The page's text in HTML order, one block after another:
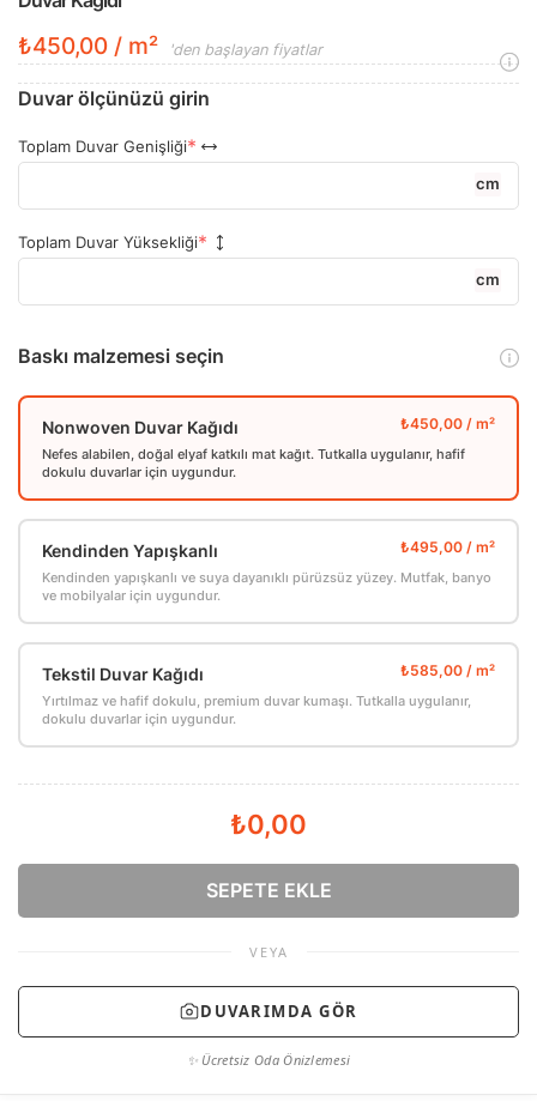
₺450,00 / m² 'den başlayan fiyatlar
Duvar ölçünüzü girin
Toplam Duvar Genişliği
cm
Toplam Duvar Yüksekliği
cm
Baskı malzemesi seçin
Nonwoven Duvar Kağıdı
Nefes alabilen, doğal elyaf katkılı mat kağıt. Tutkalla uygulanır, hafif
dokulu duvarlar için uygundur.
Kendinden Yapışkanlı
Kendinden yapışkanlı ve suya dayanıklı pürüzsüz yüzey. Mutfak, banyo
ve mobilyalar için uygundur.
Tekstil Duvar Kağıdı
Yırtılmaz ve hafif dokulu, premium duvar kumaşı. Tutkalla uygulanır,
dokulu duvarlar için uygundur.
₺0,00
SEPETE EKLE
VEYA
DUVARIMDA GÖR
✨ Ücretsiz Oda Önizlemesi